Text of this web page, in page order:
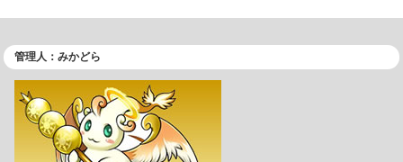
管理人：みかどら